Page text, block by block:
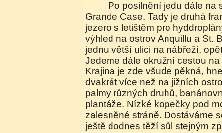
Po posilnění jedu dále na sever k zátoce
Grande Case. Tady je druhá
jezero s letištěm pro
výhled na ostrov Anquillu a St.
jednu větší ulici na nábřeží,
Jedeme dále okružní cestou
Krajina je zde všude pěkná,
dvakrát více než na jižních
palmy různých druhů,
plantáže. Nízké kopečky pod
zalesněné stráně. Dostáváme
ještě dodnes těží sůl stejným